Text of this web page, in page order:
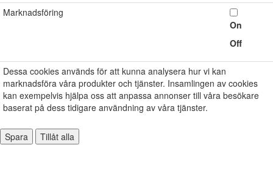
Marknadsföring
On
Off
Dessa cookies används för att kunna analysera hur vi kan
marknadsföra våra produkter och tjänster. Insamlingen av cookies
kan exempelvis hjälpa oss att anpassa annonser till våra besökare
baserat på dess tidigare användning av våra tjänster.
Spara Tillåt alla